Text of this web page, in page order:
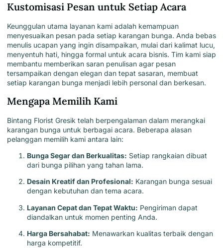
Kustomisasi Pesan untuk Setiap Acara
Keunggulan utama layanan kami adalah kemampuan
menyesuaikan pesan pada setiap karangan bunga. Anda bebas
menulis ucapan yang ingin disampaikan, mulai dari kalimat lucu,
menyentuh hati, hingga formal untuk acara bisnis. Tim kami siap
membantu memberikan saran penulisan agar pesan
tersampaikan dengan elegan dan tepat sasaran, membuat
setiap karangan bunga menjadi lebih personal dan berkesan.
Mengapa Memilih Kami
Bintang Florist Gresik telah berpengalaman dalam merangkai
karangan bunga untuk berbagai acara. Beberapa alasan
pelanggan memilih kami antara lain:
Bunga Segar dan Berkualitas: Setiap rangkaian dibuat
dari bunga pilihan yang tahan lama.
Desain Kreatif dan Profesional: Karangan bunga sesuai
dengan kebutuhan dan tema acara.
Layanan Cepat dan Tepat Waktu: Pengiriman dapat
diandalkan untuk momen penting Anda.
Harga Bersahabat: Menawarkan kualitas terbaik dengan
harga kompetitif.